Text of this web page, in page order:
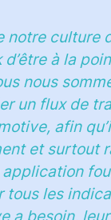
notre culture
à la
nous
un flux de
afin
et surtout
application
tous les